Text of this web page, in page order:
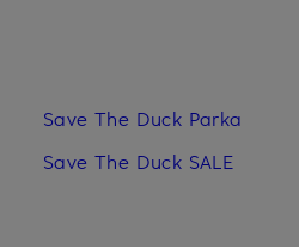
Save The Duck Parka
Save The Duck SALE